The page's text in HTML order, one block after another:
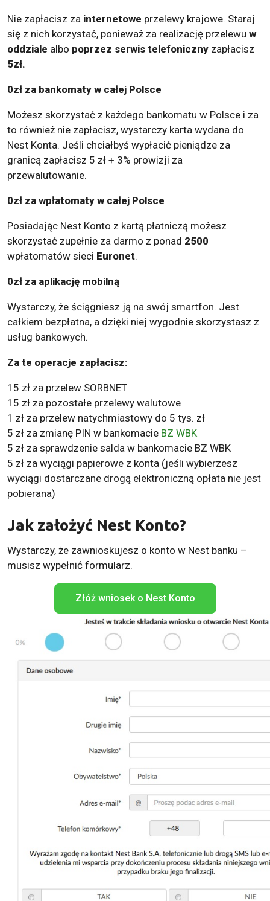
Nie zapłacisz za internetowe przelewy krajowe. Staraj
się z nich korzystać, ponieważ za realizację przelewu w
oddziale albo poprzez serwis telefoniczny zapłacisz
5zł.
0zł za bankomaty w całej Polsce
Możesz skorzystać z każdego bankomatu w Polsce i za
to również nie zapłacisz, wystarczy karta wydana do
Nest Konta. Jeśli chciałbyś wypłacić pieniądze za
granicą zapłacisz 5 zł + 3% prowizji za
przewalutowanie.
0zł za wpłatomaty w całej Polsce
Posiadając Nest Konto z kartą płatniczą możesz
skorzystać zupełnie za darmo z ponad 2500
wpłatomatów sieci Euronet.
0zł za aplikację mobilną
Wystarczy, że ściągniesz ją na swój smartfon. Jest
całkiem bezpłatna, a dzięki niej wygodnie skorzystasz z
usług bankowych.
Za te operacje zapłacisz:
15 zł za przelew SORBNET
15 zł za pozostałe przelewy walutowe
1 zł za przelew natychmiastowy do 5 tys. zł
5 zł za zmianę PIN w bankomacie BZ WBK
5 zł za sprawdzenie salda w bankomacie BZ WBK
5 zł za wyciągi papierowe z konta (jeśli wybierzesz
wyciągi dostarczane drogą elektroniczną opłata nie jest
pobierana)
Jak założyć Nest Konto?
Wystarczy, że zawnioskujesz o konto w Nest banku –
musisz wypełnić formularz.
Złóż wniosek o Nest Konto